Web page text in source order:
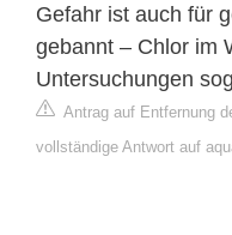
Gefahr ist auch für
gebannt – Chlor im
Untersuchungen
Antrag auf Entfernung
vollständige Antwort auf